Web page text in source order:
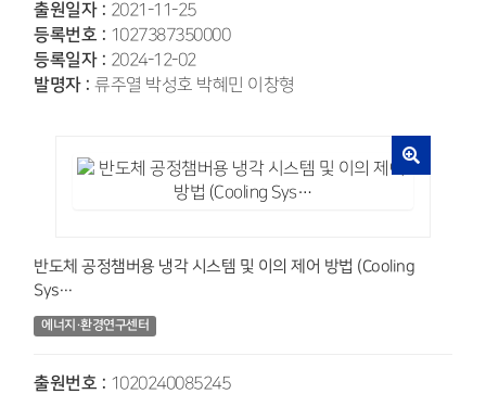
출원일자 : 2021-11-25
등록번호 : 1027387350000
등록일자 : 2024-12-02
발명자 : 류주열 박성호 박혜민 이창형
반도체 공정챔버용 냉각 시스템 및 이의 제어 방법 (Cooling
Sys…
에너지·환경연구센터
출원번호 : 1020240085245